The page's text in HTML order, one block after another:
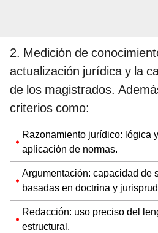
2. Medición de
actualización jurídica y la
de los magistrados.
criterios como:
Razonamiento jurídico: lógica
aplicación de normas.
Argumentación: capacidad de
basadas en doctrina y
Redacción: uso preciso del
estructural.